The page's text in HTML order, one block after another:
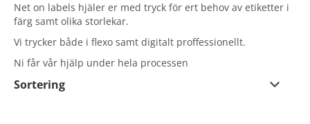
huvudinnehållet
Net on labels hjäler er med tryck för ert behov av etiketter i
färg samt olika storlekar.
Vi trycker både i flexo samt digitalt proffessionellt.
Ni får vår hjälp under hela processen
Sortering